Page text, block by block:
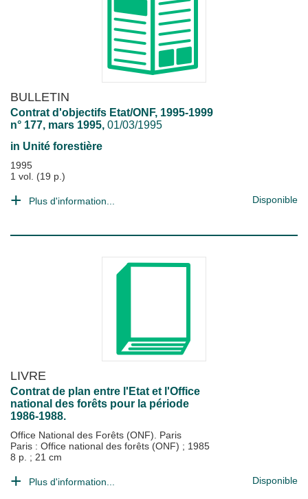
BULLETIN
Contrat d'objectifs Etat/ONF, 1995-1999
n° 177, mars 1995, 01/03/1995
in Unité forestière
1995
1 vol. (19 p.)
Plus d'information... Disponible
LIVRE
Contrat de plan entre l'Etat et l'Office
national des forêts pour la période
1986-1988.
Office National des Forêts (ONF). Paris
Paris : Office national des forêts (ONF) ; 1985
8 p. ; 21 cm
Plus d'information... Disponible